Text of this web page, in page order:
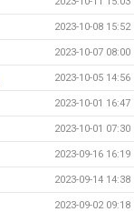
2023-10-08 15:52
2023-10-07 08:00
2023-10-05 14:56
2023-10-01 16:47
2023-10-01 07:30
2023-09-16 16:19
2023-09-14 14:38
2023-09-02 09:18